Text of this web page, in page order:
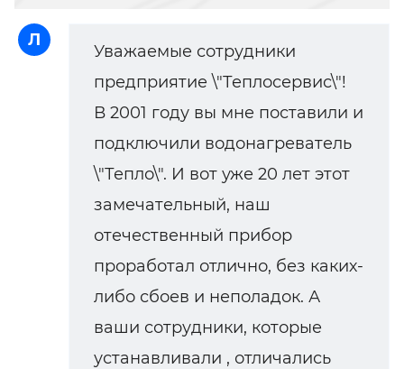
Л
Уважаемые сотрудники
предприятие \"Теплосервис\"!
В 2001 году вы мне поставили и
подключили водонагреватель
\"Тепло\". И вот уже 20 лет этот
замечательный, наш
отечественный прибор
проработал отлично, без каких-
либо сбоев и неполадок. А
ваши сотрудники, которые
устанавливали , отличались